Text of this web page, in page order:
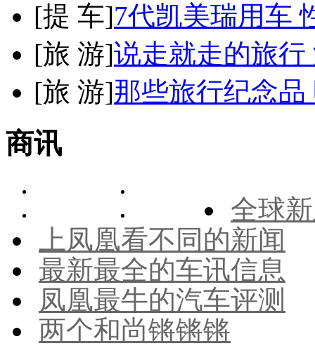
[提 车]7代凯美瑞用车
[旅 游]说走就走的旅
[旅 游]那些旅行纪念
商讯
全球
上凤凰看不同的新闻
最新最全的车讯信息
凤凰最牛的汽车评测
两个和尚锵锵锵